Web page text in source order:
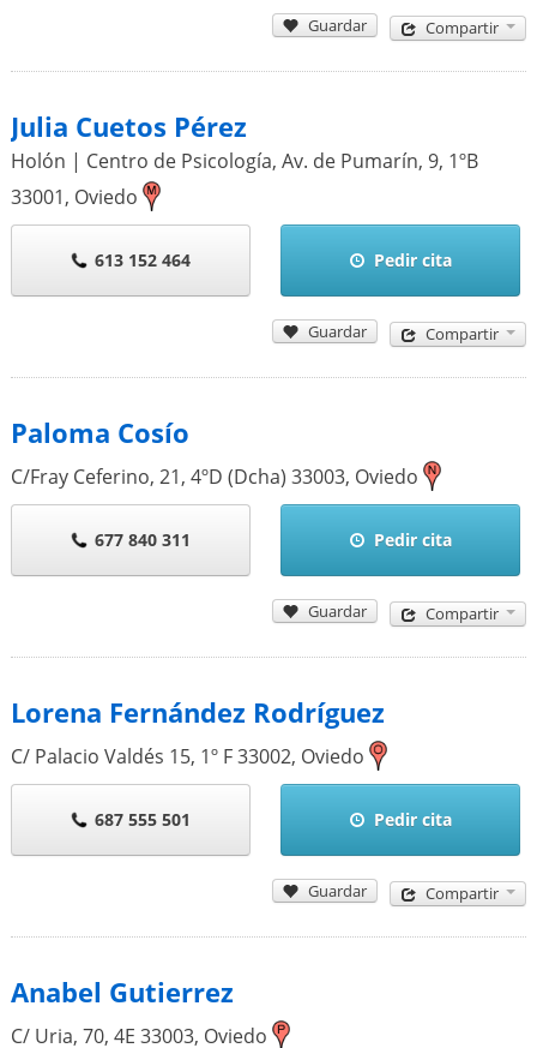
Guardar Compartir
Julia Cuetos Pérez
Holón | Centro de Psicología, Av. de Pumarín, 9, 1ºB
33001, Oviedo
613 152 464 Pedir cita
Guardar Compartir
Paloma Cosío
C/Fray Ceferino, 21, 4ºD (Dcha) 33003, Oviedo
677 840 311 Pedir cita
Guardar Compartir
Lorena Fernández Rodríguez
C/ Palacio Valdés 15, 1º F33002, Oviedo
687 555 501 Pedir cita
Guardar Compartir
Anabel Gutierrez
C/ Uria, 70, 4E 33003, Oviedo